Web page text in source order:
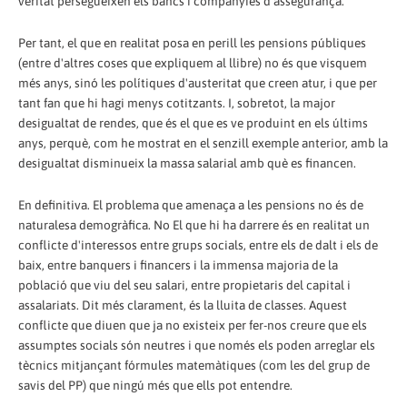
Per tant, el que en realitat posa en perill les pensions públiques
(entre d'altres coses que expliquem al llibre) no és que visquem
més anys, sinó les polítiques d'austeritat que creen atur, i que per
tant fan que hi hagi menys cotitzants. I, sobretot, la major
desigualtat de rendes, que és el que es ve produint en els últims
anys, perquè, com he mostrat en el senzill exemple anterior, amb la
desigualtat disminueix la massa salarial amb què es financen.
En definitiva. El problema que amenaça a les pensions no és de
naturalesa demogràfica. No El que hi ha darrere és en realitat un
conflicte d'interessos entre grups socials, entre els de dalt i els de
baix, entre banquers i financers i la immensa majoria de la
població que viu del seu salari, entre propietaris del capital i
assalariats. Dit més clarament, és la lluita de classes. Aquest
conflicte que diuen que ja no existeix per fer-nos creure que els
assumptes socials són neutres i que només els poden arreglar els
tècnics mitjançant fórmules matemàtiques (com les del grup de
savis del PP) que ningú més que ells pot entendre.